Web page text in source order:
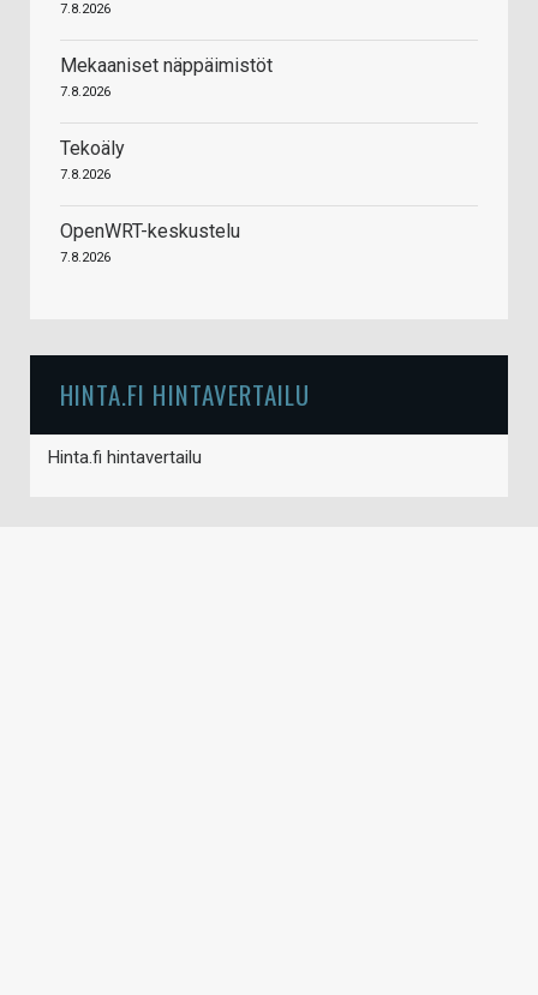
7.8.2026
Mekaaniset näppäimistöt
7.8.2026
Tekoäly
7.8.2026
OpenWRT-keskustelu
7.8.2026
HINTA.FI HINTAVERTAILU
Hinta.fi hintavertailu